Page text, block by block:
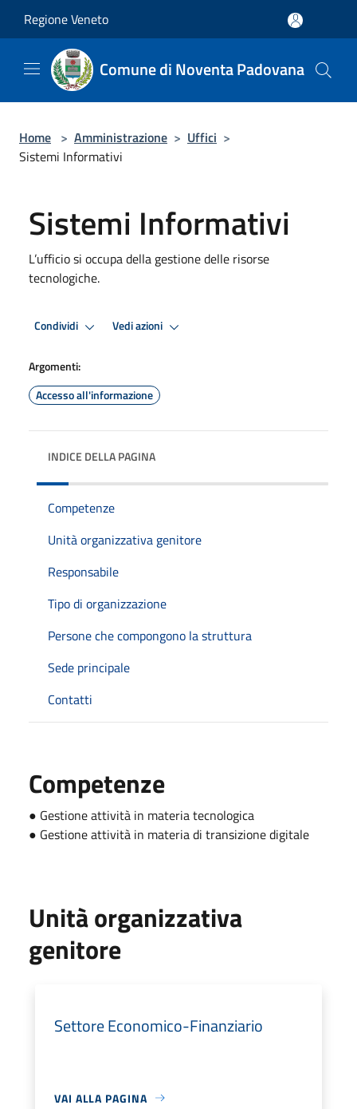
Regione Veneto
Comune di Noventa Padovana
Home > Amministrazione > Uffici >
Sistemi Informativi
Sistemi Informativi
L’ufficio si occupa della gestione delle risorse
tecnologiche.
Condividi Vedi azioni
Argomenti:
Accesso all'informazione
INDICE DELLA PAGINA
Competenze
Unità organizzativa genitore
Responsabile
Tipo di organizzazione
Persone che compongono la struttura
Sede principale
Contatti
Competenze
● Gestione attività in materia tecnologica
● Gestione attività in materia di transizione digitale
Unità organizzativa
genitore
Settore Economico-Finanziario
VAI ALLA PAGINA